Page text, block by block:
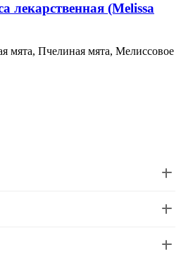
лекарственная (Melissa
Пчелиная мята, Мелиссовое